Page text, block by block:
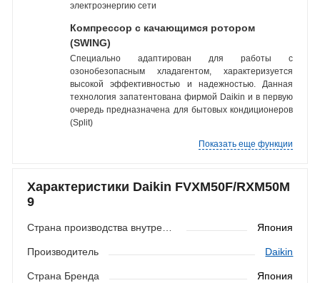
электроэнергию сети
Компрессор с качающимся ротором
(SWING)
Специально адаптирован для работы с
озонобезопасным хладагентом, характеризуется
высокой эффективностью и надежностью. Данная
технология запатентована фирмой Daikin и в первую
очередь предназначена для бытовых кондиционеров
(Split)
Показать еще функции
Характеристики Daikin FVXM50F/RXM50M
9
Страна производства внутреннего блока Япония
Производитель Daikin
Страна Бренда Япония